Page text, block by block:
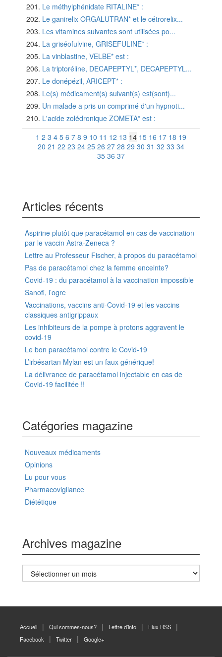
Le méthylphénidate RITALINE* :
Le ganirelix ORGALUTRAN* et le cétrorelix...
Les vitamines suivantes sont utilisées po...
La griséofulvine, GRISEFULINE* :
La vinblastine, VELBE* est :
La triptoréline, DECAPEPTYL*, DECAPEPTYL...
Le donépézil, ARICEPT* :
Le(s) médicament(s) suivant(s) est(sont)...
Un malade a pris un comprimé d'un hypnoti...
L'acide zolédronique ZOMETA* est :
1 2 3 4 5 6 7 8 9 10 11 12 13 14 15 16 17 18 19
20 21 22 23 24 25 26 27 28 29 30 31 32 33 34
35 36 37
Articles récents
Aspirine plutôt que paracétamol en cas de vaccination
par le vaccin Astra-Zeneca ?
Lettre au Professeur Fischer, à propos du paracétamol
Pas de paracétamol chez la femme enceinte?
Covid-19 : du paracétamol à la vaccination impossible
Sanofi, l’ogre
Vaccinations, vaccins anti-Covid-19 et les vaccins
classiques antigrippaux
Les inhibiteurs de la pompe à protons aggravent le
covid-19
Le bon paracétamol contre le Covid-19
L’irbésartan Mylan est un faux générique!
La délivrance de paracétamol injectable en cas de
Covid-19 facilitée !!
Catégories magazine
Nouveaux médicaments
Opinions
Lu pour vous
Pharmacovigilance
Diététique
Archives magazine
Archives
magazine
Accueil Qui sommes-nous? Lettre d’info
Flux RSS
Facebook
Twitter Google+